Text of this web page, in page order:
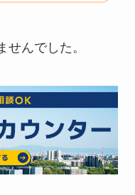
んでした。